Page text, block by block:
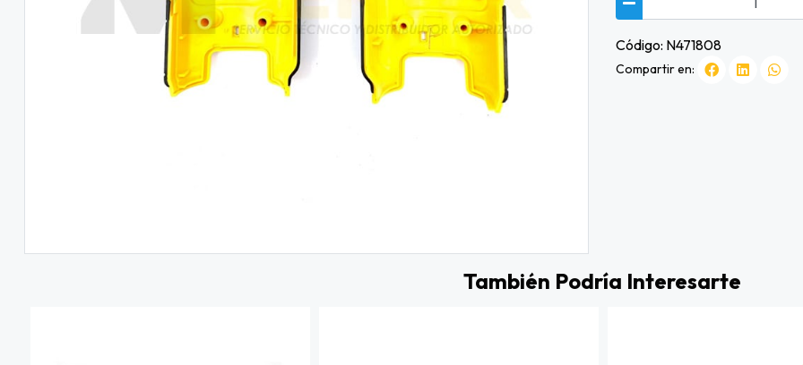
Código: N471808
Compartir en:
También Podría Interesarte